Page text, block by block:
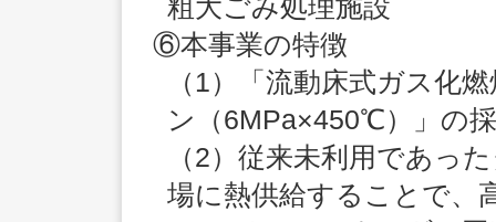
粗大ごみ処理
⑥本事業の特徴
（1）「流動床式ガス化
ン（6MPa×450℃）」の
（2）従来未利用であっ
場に熱供給することで、